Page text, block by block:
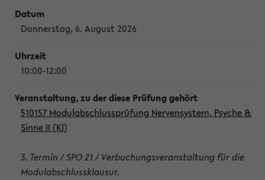
Donnerstag, 6. August 2026
10:00-12:00
510157 Modulabschlussprüfung Nervensystem, Psyche &
Sinne II (Kl)
3. Termin / SPO 21 / Verbuchungsveranstaltung für die
Modulabschlussklausur.